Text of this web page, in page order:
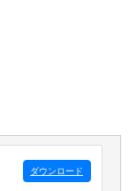
ダウンロード